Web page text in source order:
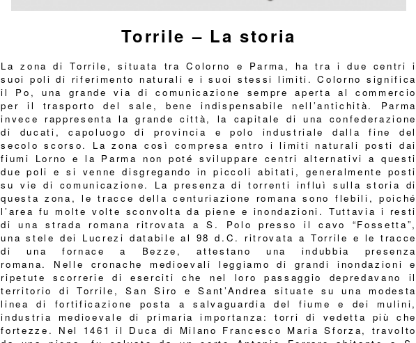
Torrile – La storia
La zona di Torrile, situata tra Colorno e Parma, ha tra i due centri i
suoi poli di riferimento naturali e i suoi stessi limiti. Colorno significa
il Po, una grande via di comunicazione sempre aperta al commercio
per il trasporto del sale, bene indispensabile nell’antichità. Parma
invece rappresenta la grande città, la capitale di una confederazione
di ducati, capoluogo di provincia e polo industriale dalla fine del
secolo scorso. La zona così compresa entro i limiti naturali posti dai
fiumi Lorno e la Parma non poté sviluppare centri alternativi a questi
due poli e si venne disgregando in piccoli abitati, generalmente posti
su vie di comunicazione. La presenza di torrenti influì sulla storia di
questa zona, le tracce della centuriazione romana sono flebili, poiché
l’area fu molte volte sconvolta da piene e inondazioni. Tuttavia i resti
di una strada romana ritrovata a S. Polo presso il cavo “Fossetta”,
una stele dei Lucrezi databile al 98 d.C. ritrovata a Torrile e le tracce
di una fornace a Bezze, attestano una indubbia presenza
romana. Nelle cronache medioevali leggiamo di grandi inondazioni e
ripetute scorrerie di eserciti che nel loro passaggio depredavano il
territorio di Torrile, San Siro e Sant’Andrea situate su una modesta
linea di fortificazione posta a salvaguardia del fiume e dei mulini,
industria medioevale di primaria importanza: torri di vedetta più che
fortezze. Nel 1461 il Duca di Milano Francesco Maria Sforza, travolto